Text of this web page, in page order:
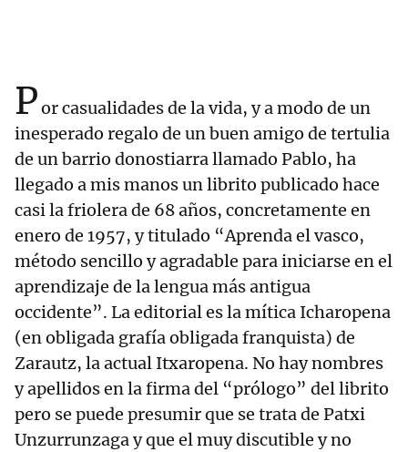
Por casualidades de la vida, y a modo de un
inesperado regalo de un buen amigo de tertulia
de un barrio donostiarra llamado Pablo, ha
llegado a mis manos un librito publicado hace
casi la friolera de 68 años, concretamente en
enero de 1957, y titulado “Aprenda el vasco,
método sencillo y agradable para iniciarse en el
aprendizaje de la lengua más antigua
occidente”. La editorial es la mítica Icharopena
(en obligada grafía obligada franquista) de
Zarautz, la actual Itxaropena. No hay nombres
y apellidos en la firma del “prólogo” del librito
pero se puede presumir que se trata de Patxi
Unzurrunzaga y que el muy discutible y no